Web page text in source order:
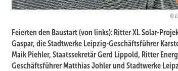
Feierten den Baustart (von links): Ritter XL Solar-
Gaspar, die Stadtwerke Leipzig-Geschäftsführer
Maik Piehler, Staatssekretär Gerd Lippold, Ritter
Geschäftsführer Matthias Johler und Stadtwerke